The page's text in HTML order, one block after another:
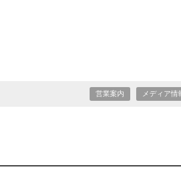
メディア情
営業案内